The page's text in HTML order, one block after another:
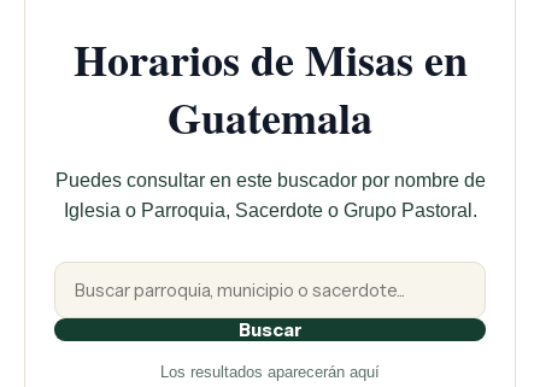
Horarios de Misas en
Guatemala
Puedes consultar en este buscador por nombre de
Iglesia o Parroquia, Sacerdote o Grupo Pastoral.
Buscar
Los resultados aparecerán aquí